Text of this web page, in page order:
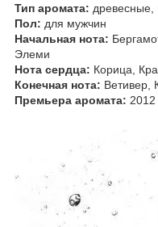
Тип аромата:
Пол: для мужчин
Начальная нота:
Элеми
Нота сердца: Корица,
Конечная нота: Ветивер,
Премьера аромата: 2012